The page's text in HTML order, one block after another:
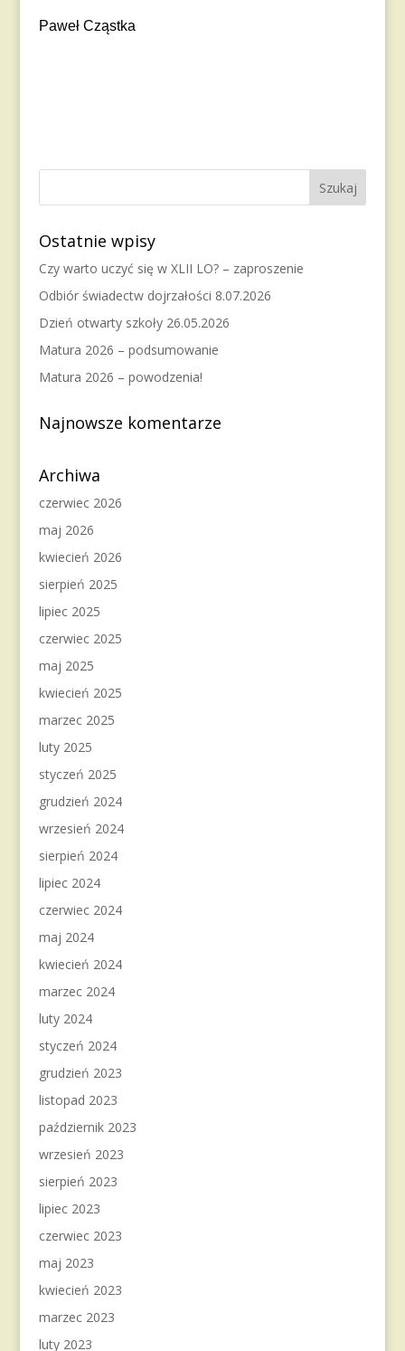
Paweł Cząstka
Ostatnie wpisy
Czy warto uczyć się w XLII LO? – zaproszenie
Odbiór świadectw dojrzałości 8.07.2026
Dzień otwarty szkoły 26.05.2026
Matura 2026 – podsumowanie
Matura 2026 – powodzenia!
Najnowsze komentarze
Archiwa
czerwiec 2026
maj 2026
kwiecień 2026
sierpień 2025
lipiec 2025
czerwiec 2025
maj 2025
kwiecień 2025
marzec 2025
luty 2025
styczeń 2025
grudzień 2024
wrzesień 2024
sierpień 2024
lipiec 2024
czerwiec 2024
maj 2024
kwiecień 2024
marzec 2024
luty 2024
styczeń 2024
grudzień 2023
listopad 2023
październik 2023
wrzesień 2023
sierpień 2023
lipiec 2023
czerwiec 2023
maj 2023
kwiecień 2023
marzec 2023
luty 2023